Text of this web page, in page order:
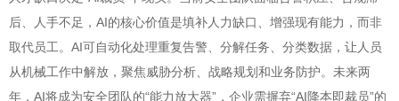
后、人手不足，AI的核心价值是填补人力缺口、增强现有能力，而非
取代员工。AI可自动化处理重复告警、分解任务、分类数据，让人员
从机械工作中解放，聚焦威胁分析、战略规划和业务防护。未来两
年，AI将成为安全团队的“能力放大器”，企业需摒弃“AI降本即裁员”的